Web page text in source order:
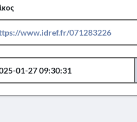
www.idref.fr/071283226
01-27 09:30:31